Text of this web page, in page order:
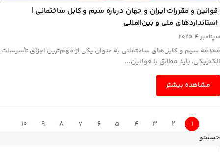
قوانین و مقررات ایران و جهان درباره سیم و کابل ساختمانی |
استانداردهای ملی و بین‌المللی
سپتامبر 4, 2025
مقدمه سیم و کابل‌های ساختمانی به عنوان یکی از مهم‌ترین اجزای تأسیسات
الکتریکی، باید مطابق با قوانین...
مشاهده بیشتر
1
2
3
4
5
6
7
8
9
10
جستجو